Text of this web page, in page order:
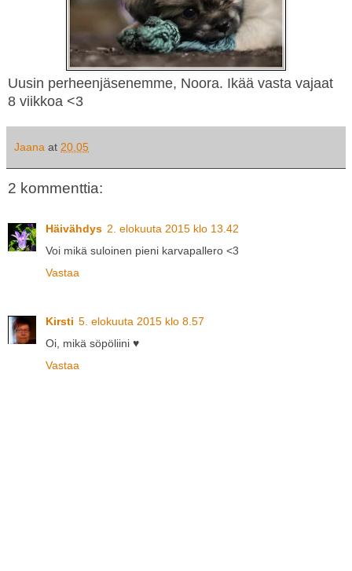
Uusin perheenjäsenemme, Noora. Ikää vasta vajaat
8 viikkoa <3
Jaana at 20.05
2 kommenttia:
Häivähdys 2. elokuuta 2015 klo 13.42
Voi mikä suloinen pieni karvapallero <3
Vastaa
Kirsti 5. elokuuta 2015 klo 8.57
Oi, mikä söpöliini ♥
Vastaa